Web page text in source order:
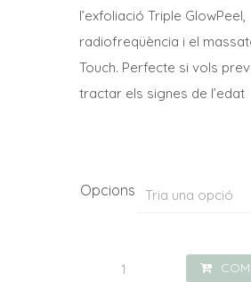
l’exfoliació Triple GlowPeel,
radiofreqüència i el
Touch. Perfecte si vols
tractar els signes de l’edat
Opcions
quantitat